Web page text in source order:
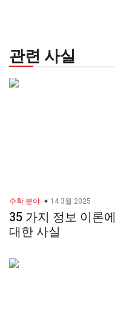
관련 사실
수학 분야 14 3월 2025
35 가지 정보 이론에
대한 사실